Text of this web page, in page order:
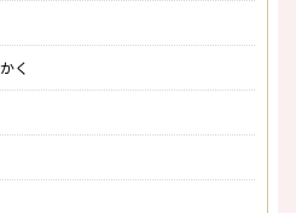
く